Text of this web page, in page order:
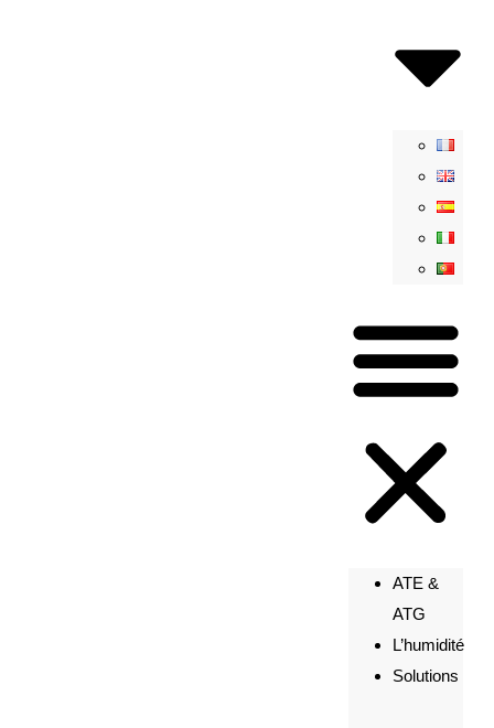
ATE &
ATG
L’humidité
Solutions